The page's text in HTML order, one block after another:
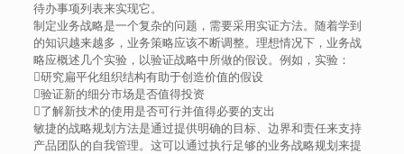
待办事项列表来实现它。
制定业务战略是一个复杂的问题，需要采用实证方法。随着学到
的知识越来越多，业务策略应该不断调整。理想情况下，业务战
略应概述几个实验，以验证战略中所做的假设。例如，实验：
研究扁平化组织结构有助于创造价值的假设
验证新的细分市场是否值得投资
了解新技术的使用是否可行并值得必要的支出
敏捷的战略规划方法是通过提供明确的目标、边界和责任来支持
产品团队的自我管理。这可以通过执行足够的业务战略规划来提